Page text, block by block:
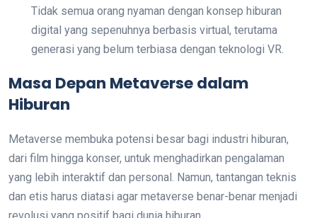
Tidak semua orang nyaman dengan konsep hiburan
digital yang sepenuhnya berbasis virtual, terutama
generasi yang belum terbiasa dengan teknologi VR.
Masa Depan Metaverse dalam
Hiburan
Metaverse membuka potensi besar bagi industri hiburan,
dari film hingga konser, untuk menghadirkan pengalaman
yang lebih interaktif dan personal. Namun, tantangan teknis
dan etis harus diatasi agar metaverse benar-benar menjadi